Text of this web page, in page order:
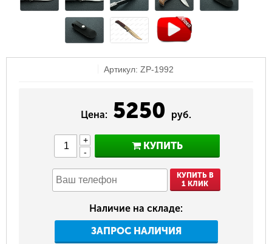
Артикул: ZP-1992
Цена: 5250 руб.
+
-
КУПИТЬ
КУПИТЬ В
1 КЛИК
Наличие на складе:
ЗАПРОС НАЛИЧИЯ